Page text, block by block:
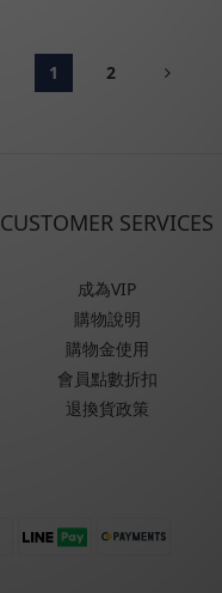
1 2
CUSTOMER SERVICES
成為VIP
購物說明
購物金使用
會員點數折扣
退換貨政策